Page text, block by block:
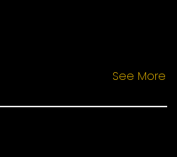
See More